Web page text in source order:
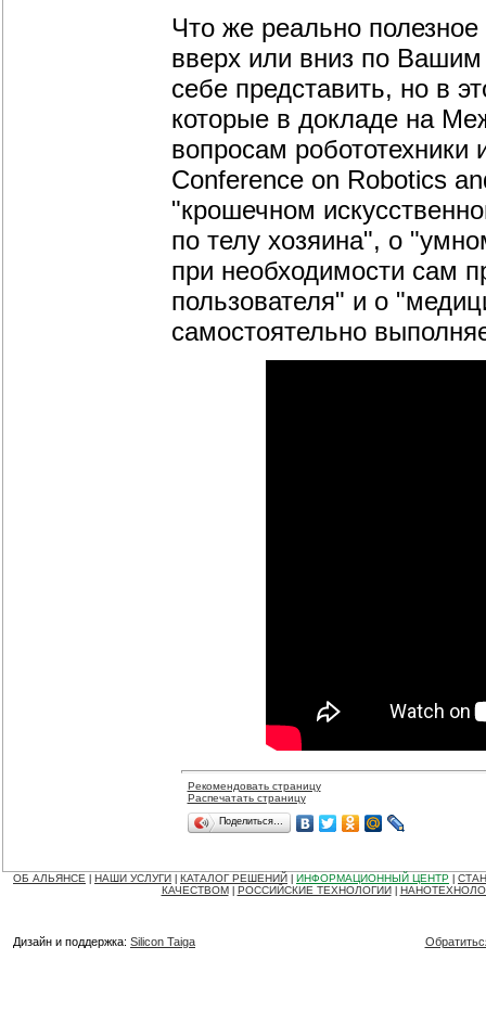
Что же реально
вверх или вниз по
себе представить, но в
которые в докладе на
вопросам
Conference on Robotics
"крошечном
по телу хозяина", о
при необходимости сам
пользователя" и о
самостоятельно
Рекомендовать страницу
Распечатать страницу
Поделиться…
ОБ АЛЬЯНСЕ НАШИ УСЛУГИ КАТАЛОГ РЕШЕНИЙ ИНФОРМАЦИОННЫЙ ЦЕНТР
КАЧЕСТВОМ
РОССИЙСКИЕ ТЕХНОЛОГИИ
Дизайн и поддержка: Silicon Taiga